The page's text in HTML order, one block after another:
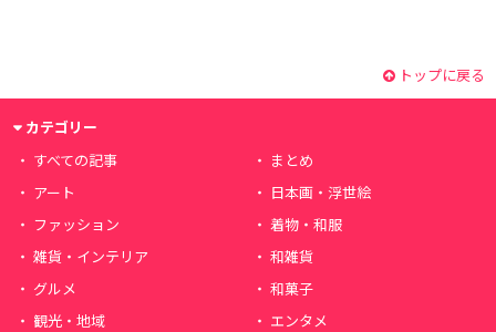
トップに戻る
カテゴリー
すべての記事
まとめ
アート
日本画・浮世絵
ファッション
着物・和服
雑貨・インテリア
和雑貨
グルメ
和菓子
観光・地域
エンタメ